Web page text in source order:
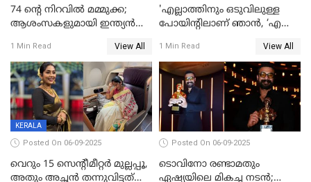
74 ന്റെ നിറവിൽ മമ്മുക്ക;
ആശംസകളുമായി ഇന്ത്യൻ
1 Min Read View All
'എല്ലാത്തിനും ഒടുവിലുള്ള
പോയിന്റിലാണ് ഞാൻ, ‘എന്‍റെ
സ്നേഹിച്ചയാള്‍ തന്നെ
വഞ്ചിച്ചുപോയി’, ലൈവ്
വിഡിയോയിൽ
പൊട്ടിക്കരഞ്ഞ് നടി
1 Min Read View All
KERALA
Posted On 06-09-2025
വെറും 15 സെന്റീമീറ്റര്‍ മുല്ലപ്പൂ,
അതും അച്ഛൻ തന്നുവിട്ടത്
Posted On 06-09-2025
ടൊവിനോ രണ്ടാമതും
ഏഷ്യയിലെ മികച്ച നടന്‍;